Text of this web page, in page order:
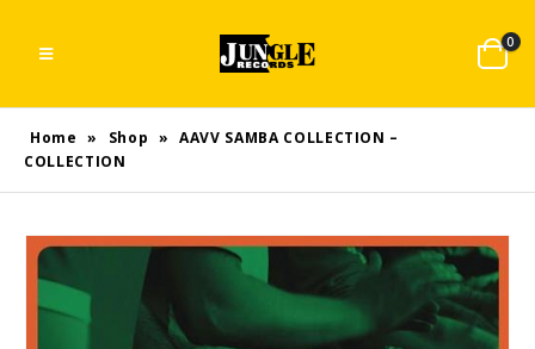
0
Home » Shop » AAVV SAMBA COLLECTION –
COLLECTION